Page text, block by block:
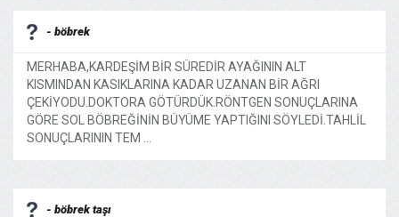
- böbrek
MERHABA,KARDEŞİM BİR SÜREDİR AYAĞININ ALT
KISMINDAN KASIKLARINA KADAR UZANAN BİR AĞRI
ÇEKİYODU.DOKTORA GÖTÜRDÜK.RÖNTGEN SONUÇLARINA
GÖRE SOL BÖBREĞİNİN BÜYÜME YAPTIĞINI SÖYLEDİ.TAHLİL
SONUÇLARININ TEM ...
- böbrek taşı